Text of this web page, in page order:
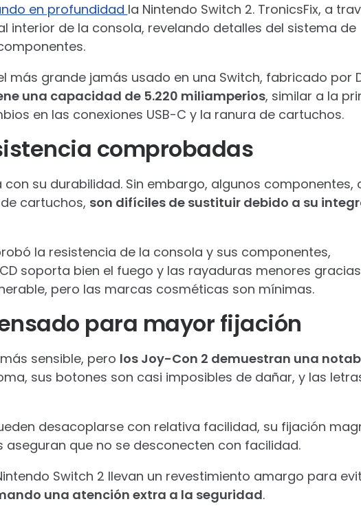
en profundidad la Nintendo Switch 2. TronicsFix, a
interior de la consola, revelando detalles del sistema de
más grande jamás usado en una Switch, fabricado por
una capacidad de 5.220 miliamperios, similar a la
en las conexiones USB-C y la ranura de cartuchos.
comprobadas
con su durabilidad. Sin embargo, algunos componentes,
cartuchos, son difíciles de sustituir debido a su
la resistencia de la consola y sus componentes,
soporta bien el fuego y las rayaduras menores
pero las marcas cosméticas son mínimas.
para mayor fijación
sensible, pero los Joy-Con 2 demuestran una
sus botones son casi imposibles de dañar, y las
desacoplarse con relativa facilidad, su fijación
aseguran que no se desconecten con facilidad.
Switch 2 llevan un revestimiento amargo para
una atención extra a la seguridad.